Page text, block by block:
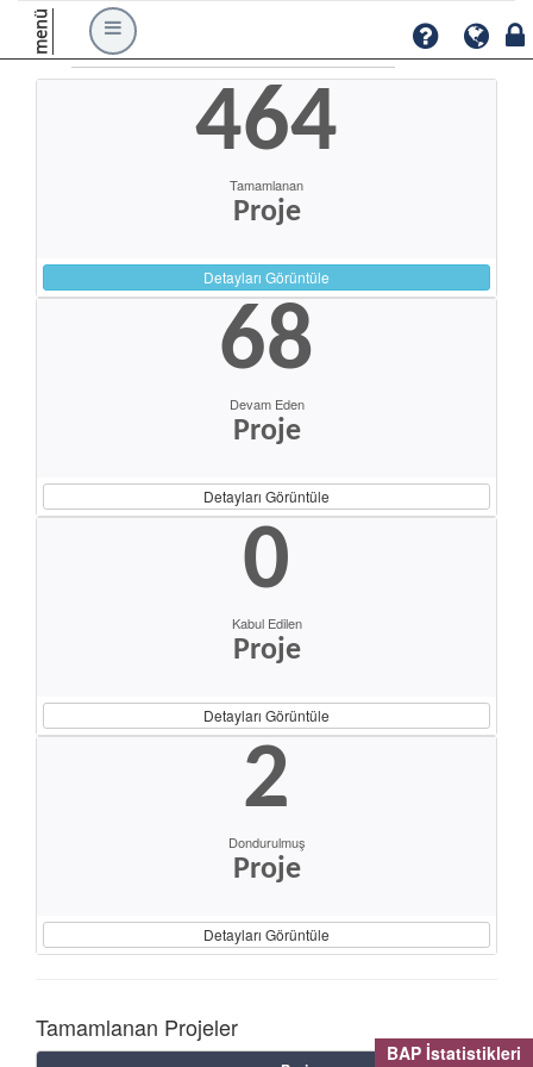
BAP İstatistikleri
menü
464
Tamamlanan
Proje
Detayları Görüntüle
68
Devam Eden
Proje
Detayları Görüntüle
0
Kabul Edilen
Proje
Detayları Görüntüle
2
Dondurulmuş
Proje
Detayları Görüntüle
Tamamlanan Projeler